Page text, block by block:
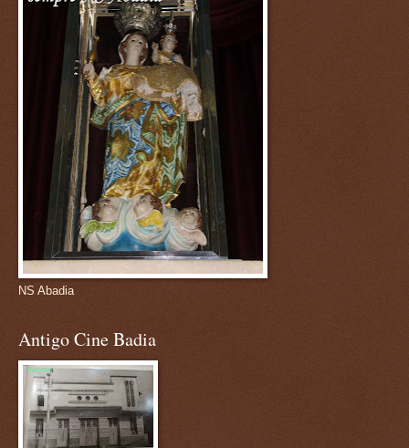
NS Abadia
Antigo Cine Badia